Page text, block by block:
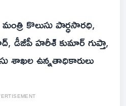
కొలుసు పార్ధసారధి,
డీజీపీ హరీశ్ కుమార్ గుప్తా,
శాఖల ఉన్నతాధికారులు